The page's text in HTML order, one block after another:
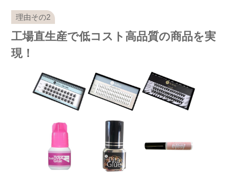
工場直生産で低コスト高品質の商品を実
現！